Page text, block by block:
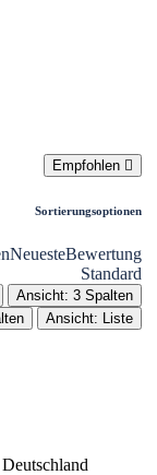
Empfohlen
Sortierungsoptionen
NeuesteBewertung
Standard
Ansicht: 3 Spalten
Ansicht: Liste
Deutschland